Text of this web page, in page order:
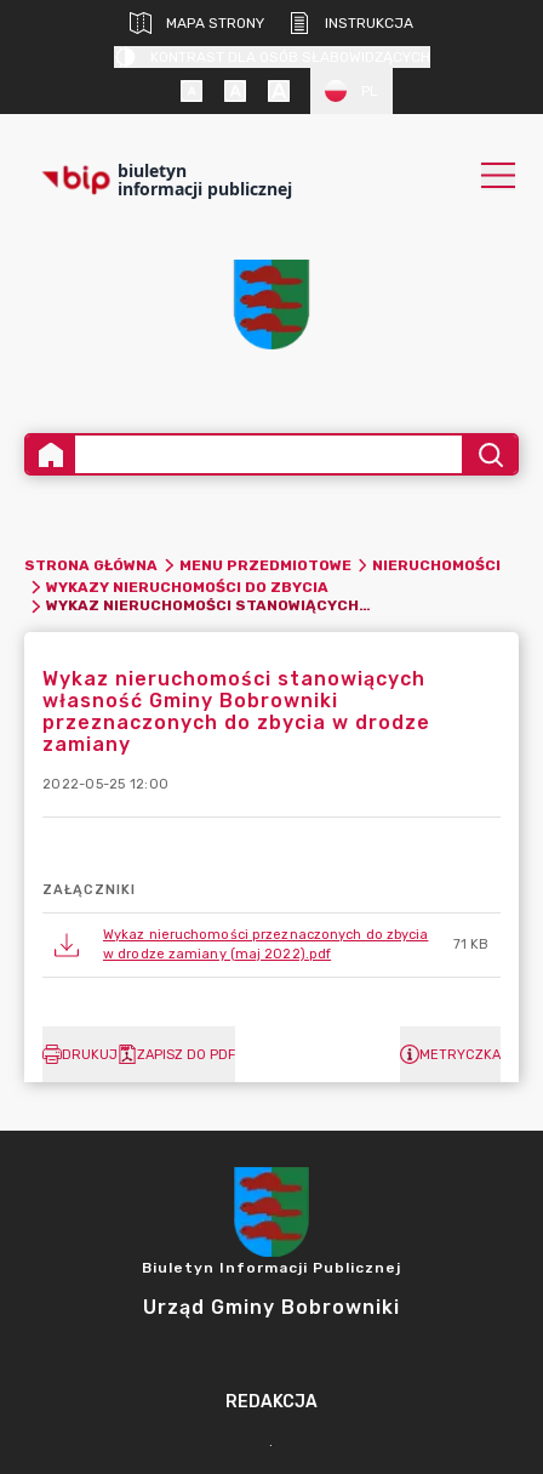
MAPA STRONY
INSTRUKCJA
biuletyn
informacji publicznej
STRONA GŁÓWNA MENU PRZEDMIOTOWE
NIERUCHOMOŚCI
WYKAZY NIERUCHOMOŚCI DO ZBYCIA
WYKAZ NIERUCHOMOŚCI STANOWIĄCYCH WŁASNOŚĆ GMINY BOBROWNIKI PRZEZNACZONYCH DO ZBYCIA W DRODZE ZAMIANY
Wykaz nieruchomości stanowiących
własność Gminy Bobrowniki
przeznaczonych do zbycia w drodze
zamiany
2022-05-25 12:00
ZAŁĄCZNIKI
Wykaz nieruchomości przeznaczonych do zbycia
w drodze zamiany (maj 2022).pdf
71 KB
DRUKUJ ZAPISZ DO PDF METRYCZKA
Biuletyn Informacji Publicznej
Urząd Gminy Bobrowniki
REDAKCJA
.